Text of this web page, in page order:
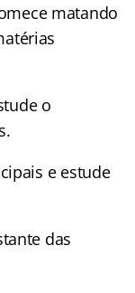
matando
o
e estude
das